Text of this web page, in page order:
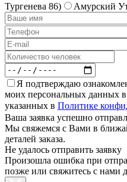
Тургенева 86)
Амурский
Я подтверждаю
моих персональных данных
указанных в Политике
Ваша заявка успешно
Мы свяжемся с Вами в
деталей заказа.
Не удалось отправить заявку
Произошла ошибка при
позже или свяжитесь с нами